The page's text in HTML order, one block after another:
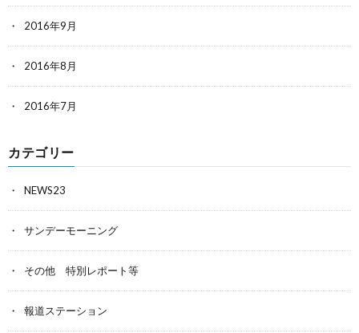
2016年9月
2016年8月
2016年7月
カテゴリー
NEWS23
サンデーモーニング
その他 特別レポート等
報道ステーション